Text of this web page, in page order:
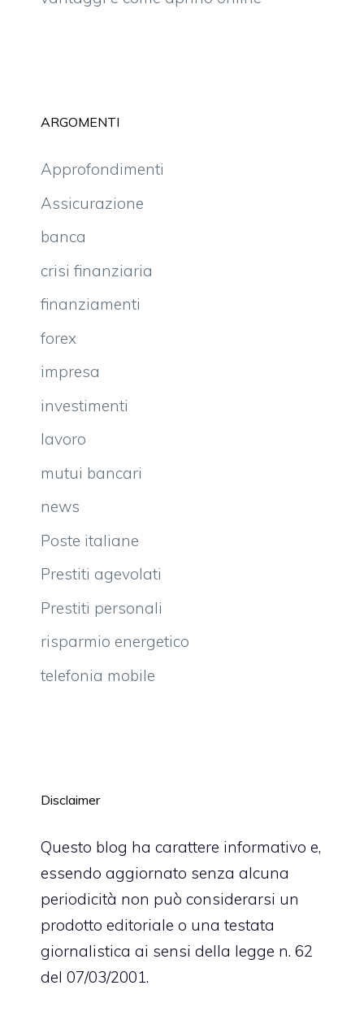
ARGOMENTI
Approfondimenti
Assicurazione
banca
crisi finanziaria
finanziamenti
forex
impresa
investimenti
lavoro
mutui bancari
news
Poste italiane
Prestiti agevolati
Prestiti personali
risparmio energetico
telefonia mobile
Disclaimer
Questo blog ha carattere informativo e,
essendo aggiornato senza alcuna
periodicità non può considerarsi un
prodotto editoriale o una testata
giornalistica ai sensi della legge n. 62
del 07/03/2001.